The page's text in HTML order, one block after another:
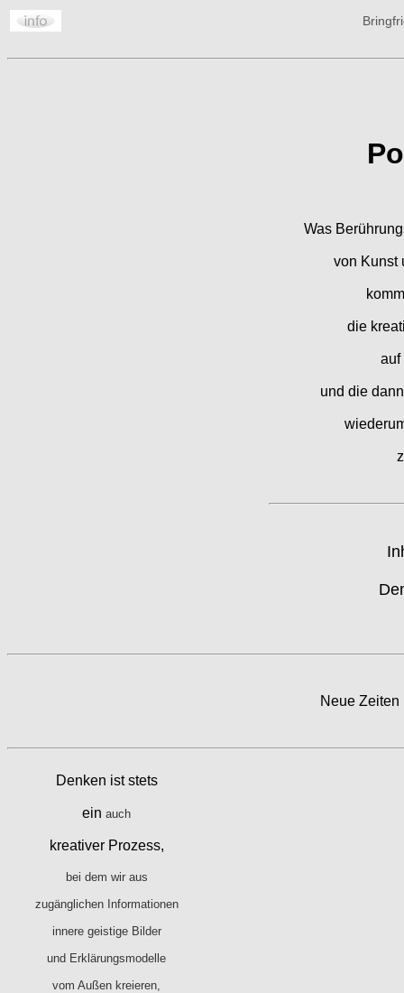
Was
von Kunst
die
auf
und die
Neue
Denken ist stets
ein auch
kreativer Prozess,
bei dem wir aus
zugänglichen Informationen
innere geistige Bilder
und Erklärungsmodelle
vom Außen kreieren,